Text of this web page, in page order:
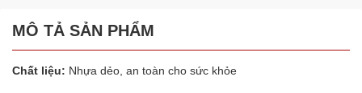
MÔ TẢ SẢN PHẨM
Chất liệu: Nhựa dẻo, an toàn cho sức khỏe